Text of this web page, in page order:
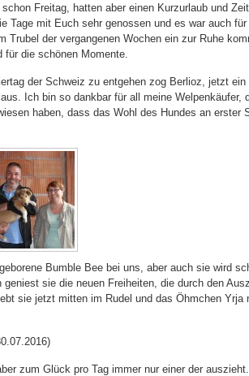
Freitag, hatten aber einen Kurzurlaub und
Tage mit Euch sehr genossen und es war auch
Trubel der vergangenen Wochen ein zur Ruhe
für die schönen Momente.
der Schweiz zu entgehen zog Berlioz, jetzt ein
Ich bin so dankbar für all meine Welpenkäufer,
haben, dass das Wohl des Hundes an erster
Bumble Bee bei uns, aber auch sie wird
sie die neuen Freiheiten, die durch den
sie jetzt mitten im Rudel und das Öhmchen Yrja
zum Glück pro Tag immer nur einer der